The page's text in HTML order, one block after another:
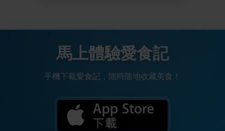
馬上體驗愛食記
手機下載愛食記，隨時隨地收藏美食！